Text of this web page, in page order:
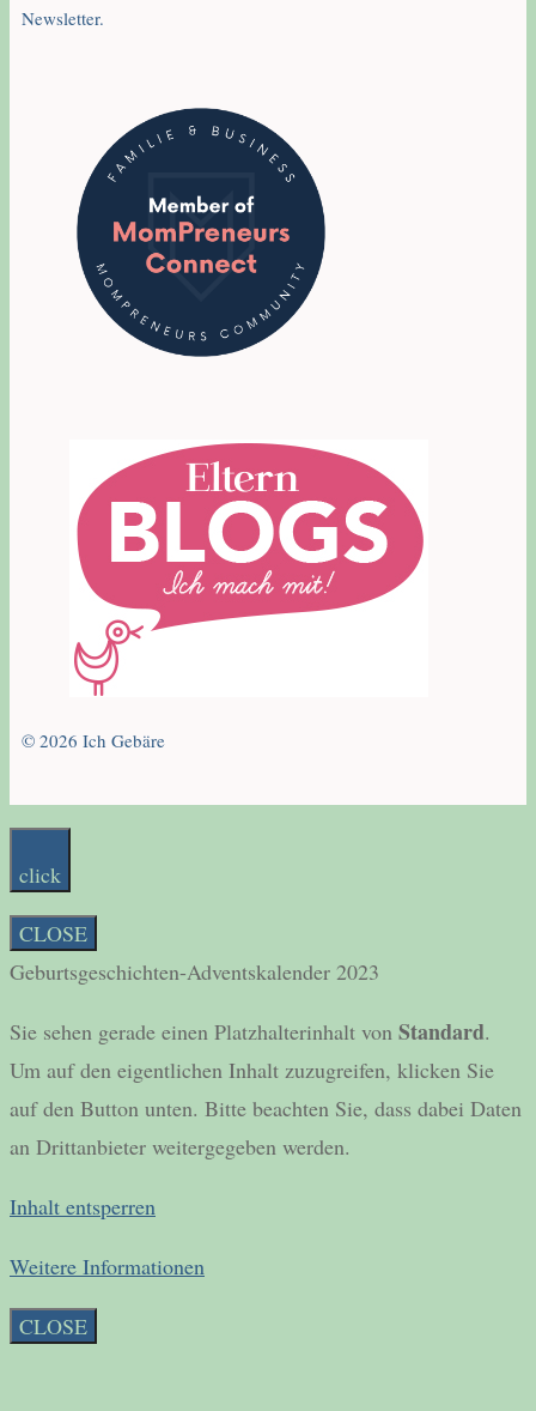
Newsletter.
© 2026 Ich Gebäre
click
CLOSE
Geburtsgeschichten-Adventskalender 2023
Sie sehen gerade einen Platzhalterinhalt von Standard.
Um auf den eigentlichen Inhalt zuzugreifen, klicken Sie
auf den Button unten. Bitte beachten Sie, dass dabei Daten
an Drittanbieter weitergegeben werden.
Inhalt entsperren
Weitere Informationen
CLOSE